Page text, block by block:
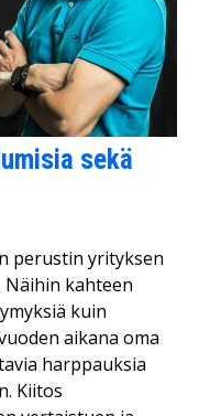
sekä
perustin yrityksen
kahteen
kuin
aikana oma
harppauksia
Kiitos